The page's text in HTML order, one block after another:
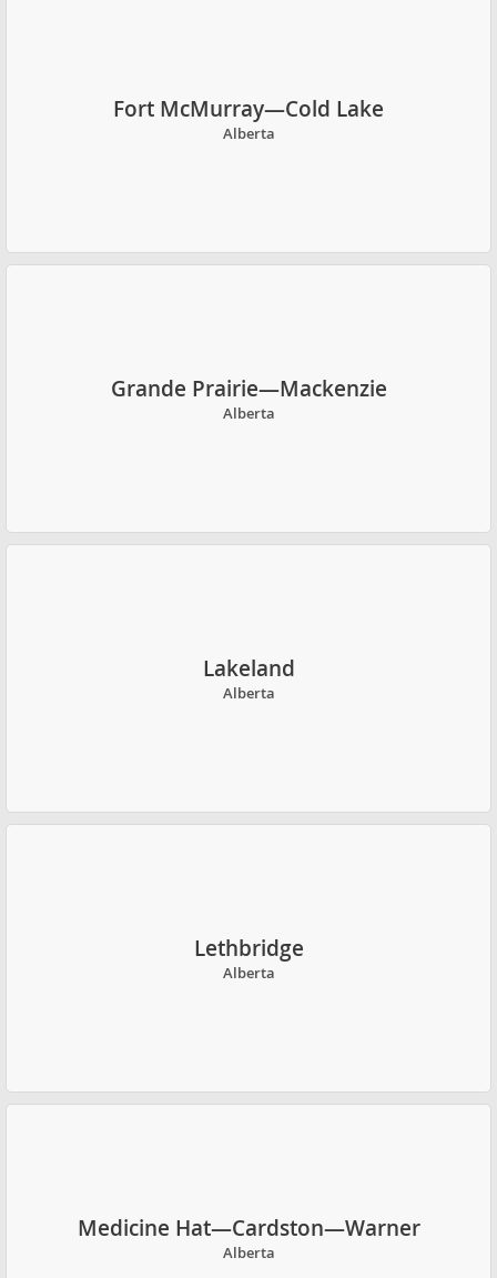
Fort McMurray—Cold Lake
Alberta
Grande Prairie—Mackenzie
Alberta
Lakeland
Alberta
Lethbridge
Alberta
Medicine Hat—Cardston—Warner
Alberta